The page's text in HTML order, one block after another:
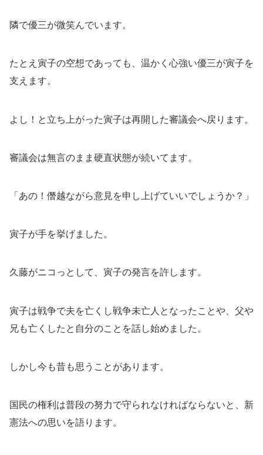
隣で優三が微笑んでいます。
たとえ寅子の空想であっても、温かく心強い優三が寅子を
支えます。
よし！と立ち上がった寅子は再開した審議会へ戻ります。
審議会は無言のまま硬直状態が続いてます。
「あの！僭越ながら意見を申し上げていいでしょうか？」
寅子が手を挙げました。
久藤がニコっとして、寅子の発言を許します。
寅子は戦争で夫を亡くし戦争未亡人となったことや、父や
兄も亡くしたと自分のことを話し始めました。
しかし今も昔も思うことがあります。
国民の権利は普段の努力で守られなければならないと、新
憲法への思いを語ります。